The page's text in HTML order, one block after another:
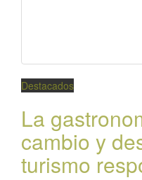
Destacados
La
cambio y
turismo